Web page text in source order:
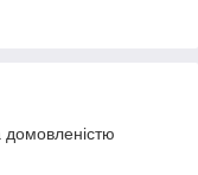
домовленістю